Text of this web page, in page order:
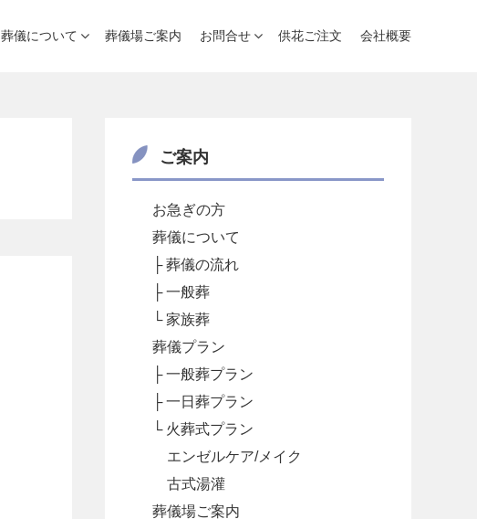
葬儀について 葬儀場ご案内 お問合せ 供花ご注文 会社概要
ご案内
お急ぎの方
葬儀について
├ 葬儀の流れ
├ 一般葬
└ 家族葬
葬儀プラン
├ 一般葬プラン
├ 一日葬プラン
└ 火葬式プラン
エンゼルケア/メイク
古式湯灌
葬儀場ご案内